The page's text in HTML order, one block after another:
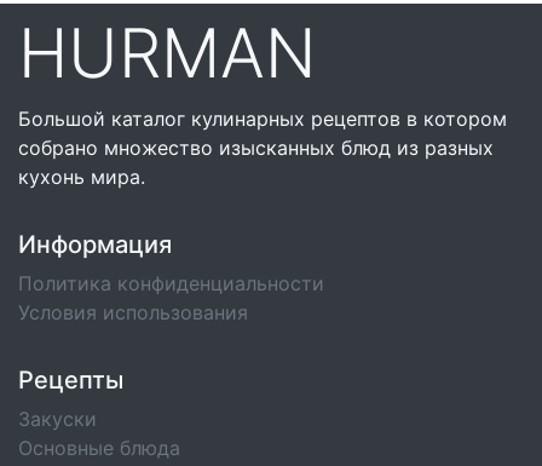
HURMAN
Большой каталог кулинарных рецептов в котором
собрано множество изысканных блюд из разных
кухонь мира.
Информация
Политика конфиденциальности
Условия использования
Рецепты
Закуски
Основные блюда